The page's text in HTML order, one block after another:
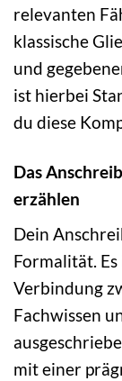
relevanten
klassische
und
ist hierbei
du diese
Das
erzählen
Dein
Formalität.
Verbindung
Fachwissen
mit einer